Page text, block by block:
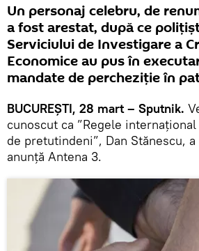
Un personaj celebru, de
a fost arestat, după ce
Serviciului de Investigare a
Economice au pus în
mandate de percheziție în
BUCUREȘTI, 28 mart – Sputnik.
cunoscut ca ”Regele
de pretutindeni”, Dan Stănescu,
anunță Antena 3.